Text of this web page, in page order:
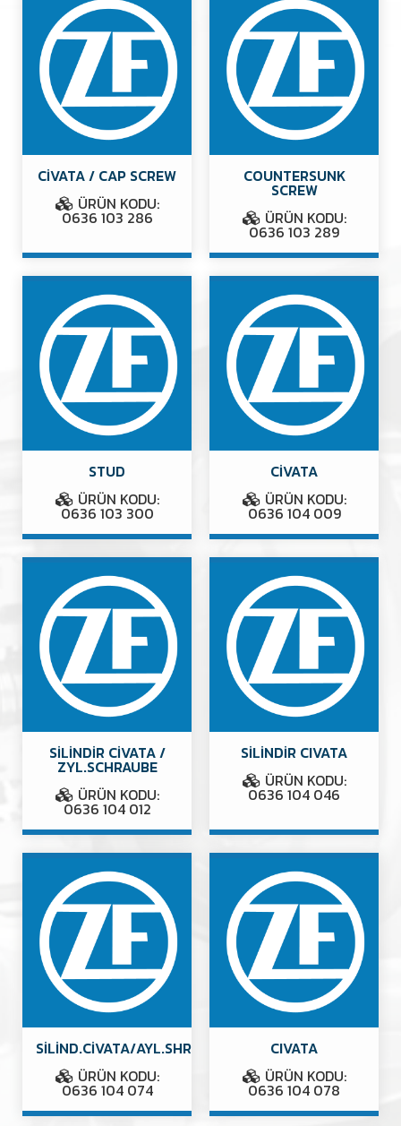
CİVATA / CAP SCREW
ÜRÜN KODU:
0636 103 286
COUNTERSUNK
SCREW
ÜRÜN KODU:
0636 103 289
STUD
ÜRÜN KODU:
0636 103 300
CİVATA
ÜRÜN KODU:
0636 104 009
SİLİNDİR CİVATA /
ZYL.SCHRAUBE
ÜRÜN KODU:
0636 104 012
SİLİNDİR CIVATA
ÜRÜN KODU:
0636 104 046
SİLİND.CİVATA/AYL.SHR
ÜRÜN KODU:
0636 104 074
CIVATA
ÜRÜN KODU:
0636 104 078